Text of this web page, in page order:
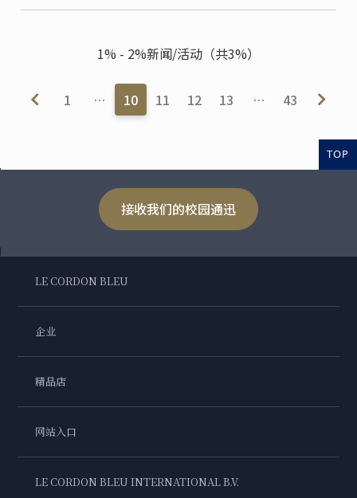
1% - 2%新闻/活动（共3%）
1 … 10 11 12 13 … 43
TOP
接收我们的校园通迅
LE CORDON BLEU
企业
精品店
网站入口
LE CORDON BLEU INTERNATIONAL B.V.